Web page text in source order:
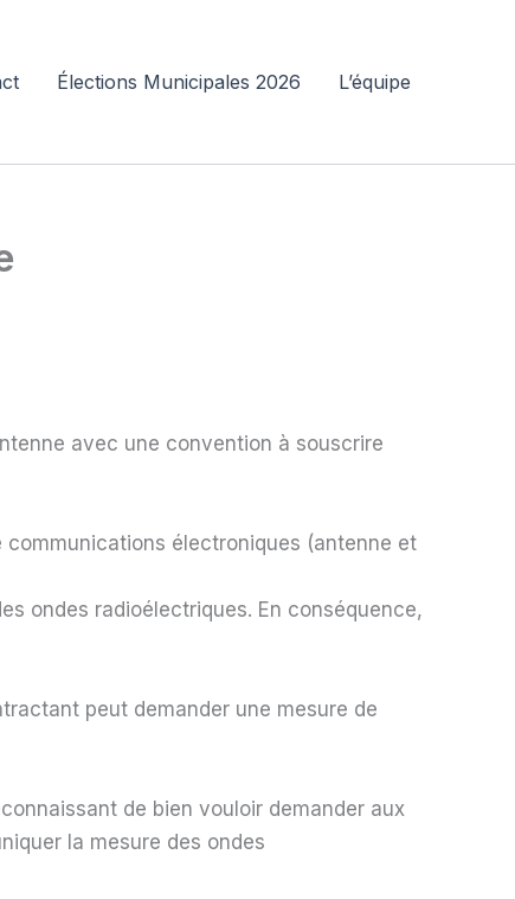
Élections Municipales 2026 L’équipe
avec une convention à souscrire
communications électroniques (antenne et
ondes radioélectriques. En conséquence,
peut demander une mesure de
de bien vouloir demander aux
la mesure des ondes